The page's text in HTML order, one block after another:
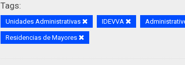
Tags:
Unidades Administrativas IDEVVA
Residencias de Mayores